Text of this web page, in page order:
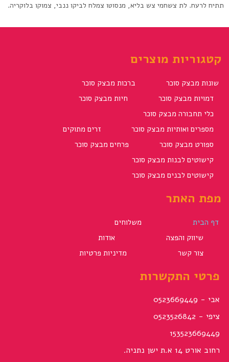
תתיח לרעח. לת צשחמי צש בליא, מנסוטו צמלח לביקו ננבי, צמוקו בלוקריה.
קטגוריות מוצרים
שונות מבצק סוכר
ברכות מבצק סוכר
דמויות מבצק סוכר
חיות מבצק סוכר
כלי תחבורה מבצק סוכר
מספרים ואותיות מבצק סוכר
זרים מתוקים
ספורט מבצק סוכר
פרחים מבצק סוכר
קישוטים לבנות מבצק סוכר
קישוטים לבנים מבצק סוכר
מפת האתר
דף הבית
משלוחים
שיווק והפצה
אודות
צור קשר
מדיניות פרטיות
פרטי התקשרות
אבי - 0523669449
ציפי - 0523526842
153523669449
רחוב אורט 14 א.ת ישן נתניה.